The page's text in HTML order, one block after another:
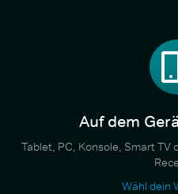
Auf dem
Tablet, PC, Konsole, Smart TV
Wähl dein